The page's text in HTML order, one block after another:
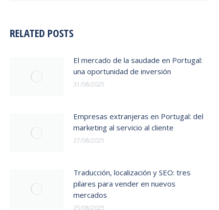
RELATED POSTS
El mercado de la saudade en Portugal:
una oportunidad de inversión
31/08/2025
Empresas extranjeras en Portugal: del
marketing al servicio al cliente
27/08/2025
Traducción, localización y SEO: tres
pilares para vender en nuevos
mercados
25/08/2025